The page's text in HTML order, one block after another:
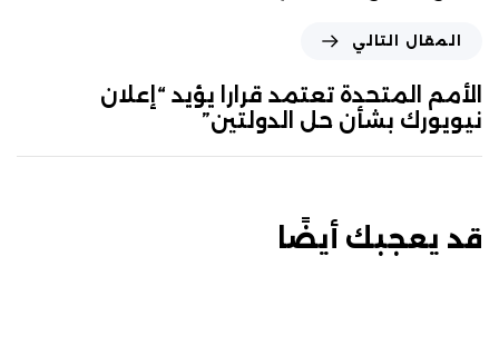
المقال التالي
الأمم المتحدة تعتمد قرارا يؤيد “إعلان
نيويورك بشأن حل الدولتين”
قد يعجبك أيضًا